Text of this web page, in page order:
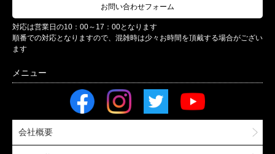
お問い合わせフォーム
対応は営業日の10：00～17：00となります
順番での対応となりますので、混雑時は少々お時間を頂戴する場合がござい
ます
会社概要